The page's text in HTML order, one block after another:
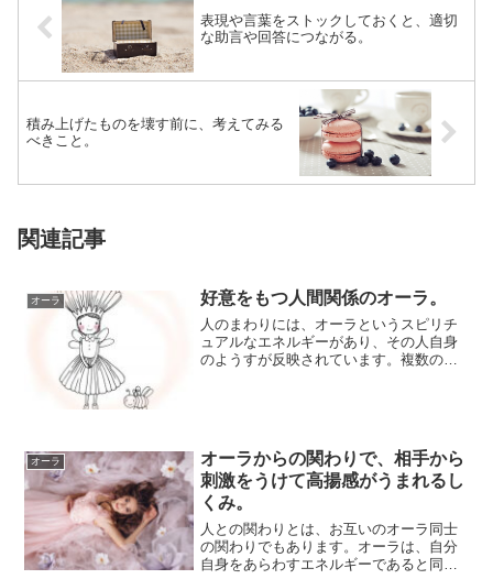
表現や言葉をストックしておくと、適切
な助言や回答につながる。
積み上げたものを壊す前に、考えてみる
べきこと。
関連記事
オーラ 好意をもつ人間関係のオーラ。
人のまわりには、オーラというスピリチ
ュアルなエネルギーがあり、その人自身
のようすが反映されています。複数の人
オーラ
オーラからの関わりで、相手から
刺激をうけて高揚感がうまれるし
くみ。
人との関わりとは、お互いのオーラ同士
の関わりでもあります。オーラは、自分
自身をあらわすエネルギーであると同時